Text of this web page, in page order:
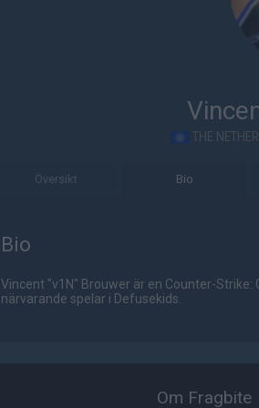
THE
Översikt Bio
Bio
Vincent "v1N" Brouwer är en Counter-
närvarande spelar i Defusekids.
Om Fragbite